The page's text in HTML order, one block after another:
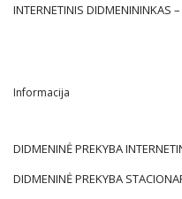
INTERNETINIS DIDMENININKAS
Informacija
DIDMENINĖ PREKYBA
DIDMENINĖ PREKYBA